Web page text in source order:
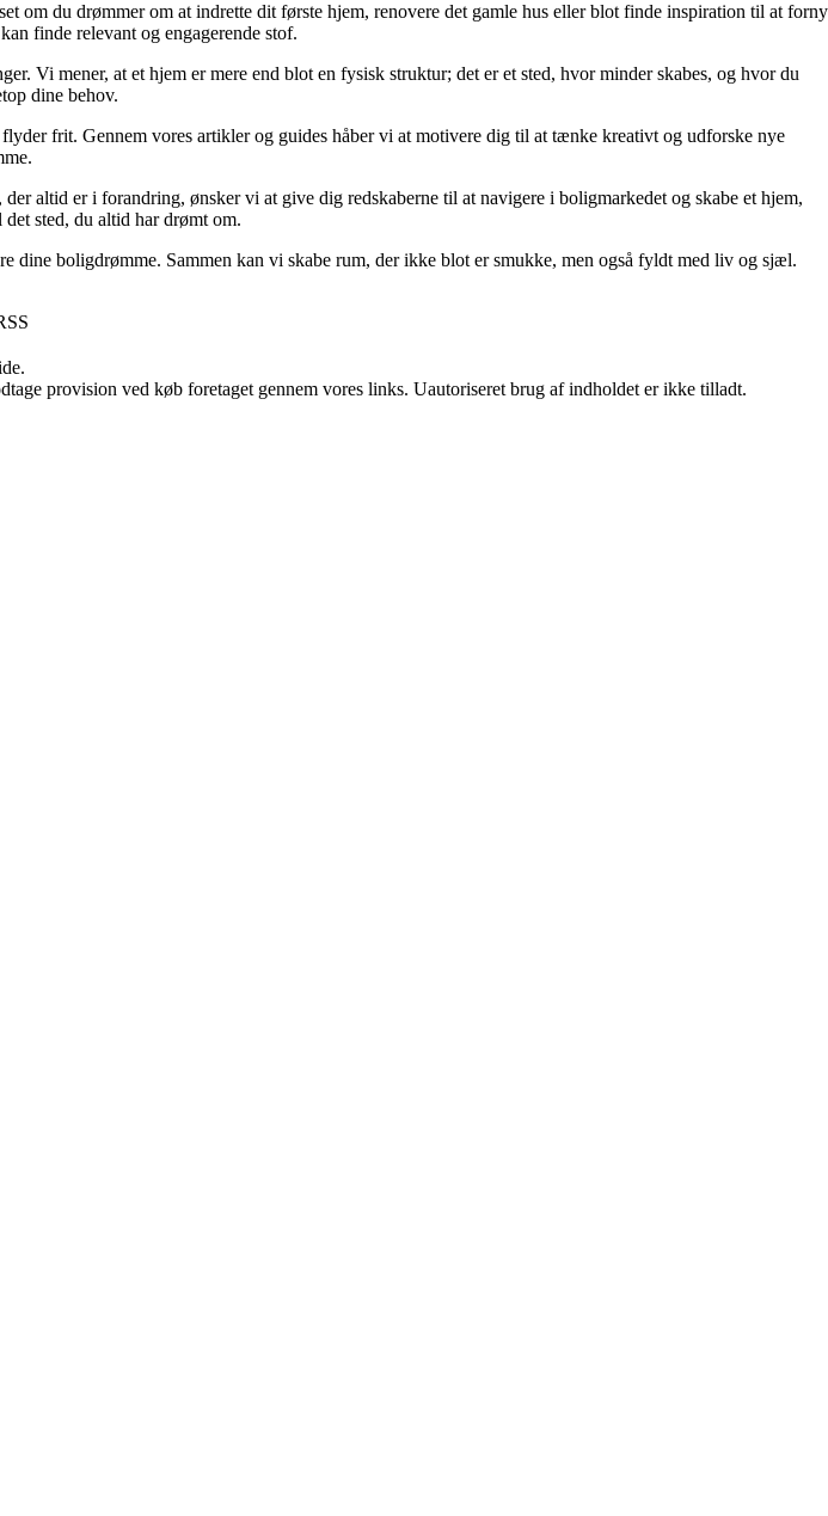
du drømmer om at indrette dit første hjem, renovere det gamle hus eller blot finde inspiration til at forny
finde relevant og engagerende stof.
Vi mener, at et hjem er mere end blot en fysisk struktur; det er et sted, hvor minder skabes, og hvor du
dine behov.
frit. Gennem vores artikler og guides håber vi at motivere dig til at tænke kreativt og udforske nye
altid er i forandring, ønsker vi at give dig redskaberne til at navigere i boligmarkedet og skabe et hjem,
sted, du altid har drømt om.
boligdrømme. Sammen kan vi skabe rum, der ikke blot er smukke, men også fyldt med liv og sjæl.
provision ved køb foretaget gennem vores links. Uautoriseret brug af indholdet er ikke tilladt.